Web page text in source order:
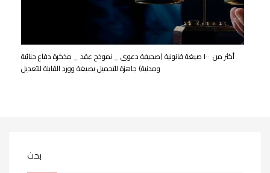
أكثر من ١٠٠٠ صيغة قانونية (صحيفة دعوى _ نموذج عقد _ مذكرة دفاع جنائية
ومدنية) جاهزة للتحميل بصيغة وورد القابلة للتعديل
بحث